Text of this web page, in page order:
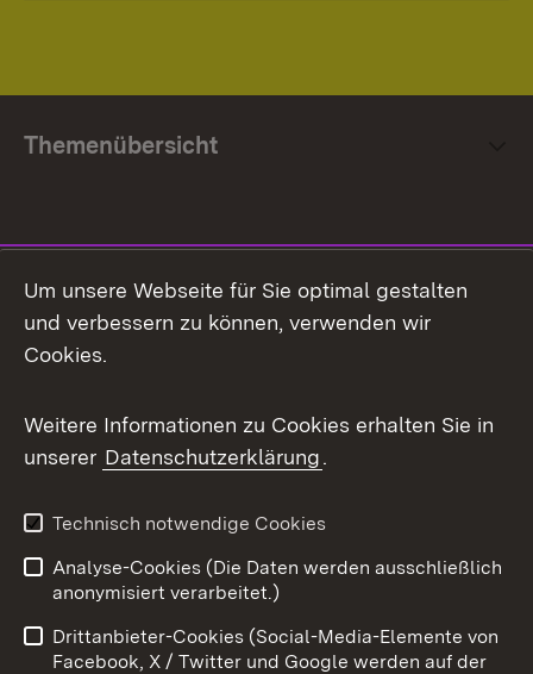
Themenübersicht
Facebook
X / Twitter
Youtube
Impressum
Kontakt
Barrierefreiheit
Datenschutz
Um unsere Webseite für Sie optimal gestalten
und verbessern zu können, verwenden wir
Cookies.
Weitere Informationen zu Cookies erhalten Sie in
unserer Datenschutzerklärung.
Technisch notwendige Cookies
Analyse-Cookies (Die Daten werden ausschließlich
anonymisiert verarbeitet.)
Drittanbieter-Cookies (Social-Media-Elemente von
Facebook, X / Twitter und Google werden auf der